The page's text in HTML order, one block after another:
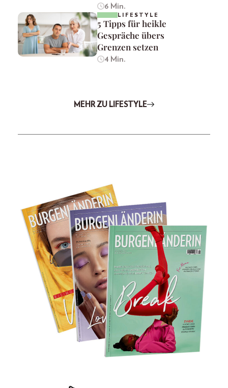
6 Min.
LIFESTYLE
5 Tipps für heikle
Gespräche übers
Grenzen setzen
4 Min.
MEHR ZU LIFESTYLE